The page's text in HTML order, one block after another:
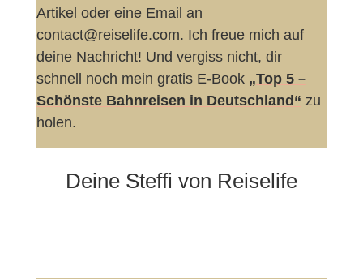
Artikel oder eine Email an
contact@reiselife.com. Ich freue mich auf
deine Nachricht! Und vergiss nicht, dir
schnell noch mein gratis E-Book „Top 5 –
Schönste Bahnreisen in Deutschland“ zu
holen.
Deine Steffi von Reiselife